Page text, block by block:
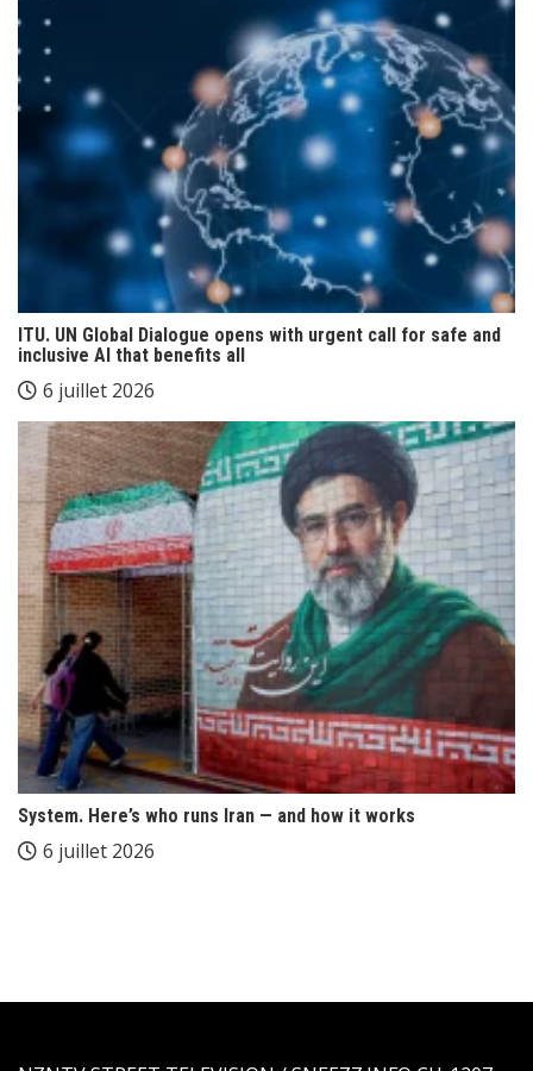
ITU. UN Global Dialogue opens with urgent call for safe and
inclusive AI that benefits all
6 juillet 2026
System. Here’s who runs Iran — and how it works
6 juillet 2026